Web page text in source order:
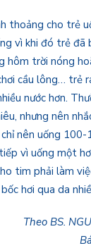
thoảng cho trẻ
vì khi đó trẻ đã
hôm trời nóng
cầu lông… trẻ
nước hơn.
nhưng nên
nên uống
vì uống một
tim phải làm
hơi qua da
Theo BS.